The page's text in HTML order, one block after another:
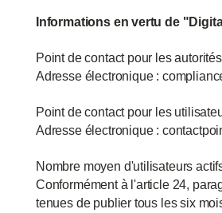
Informations en vertu de
Point de contact pour les
Adresse électronique :
Point de contact pour les
Adresse électronique :
Nombre moyen d'utilisateurs
Conformément à l'article 24,
tenues de publier tous les six